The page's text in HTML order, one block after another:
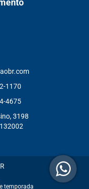
1170
4675
3198
temporada